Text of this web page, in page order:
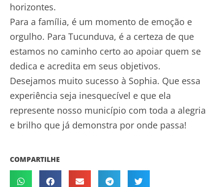
horizontes.
Para a família, é um momento de emoção e
orgulho. Para Tucunduva, é a certeza de que
estamos no caminho certo ao apoiar quem se
dedica e acredita em seus objetivos.
Desejamos muito sucesso à Sophia. Que essa
experiência seja inesquecível e que ela
represente nosso município com toda a alegria
e brilho que já demonstra por onde passa!
COMPARTILHE